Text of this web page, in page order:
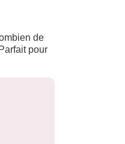
de
pour